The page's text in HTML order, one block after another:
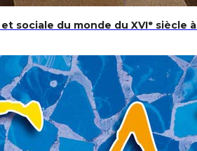
sociale du monde du XVIᵉ siècle